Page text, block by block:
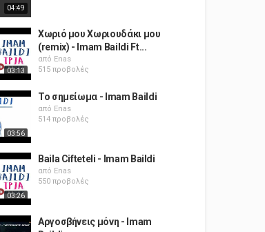
04:49
03:13
Χωριό μου Χωριουδάκι μου
(remix) - Imam Baildi Ft...
από Enas
515 προβολές
03:56
Το σημείωμα - Imam Baildi
από Enas
514 προβολές
03:26
Baila Cifteteli - Imam Baildi
από Enas
550 προβολές
Αργοσβήνεις μόνη - Imam